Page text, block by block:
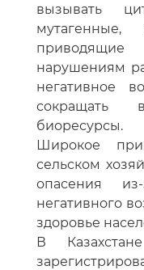
вызывать
мутагенные,
нарушениям
негативное
сокращать
биоресурсы.
Широкое
сельском
опасения
негативного
здоровье
В